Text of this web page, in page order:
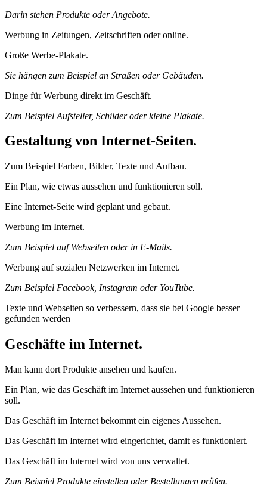
Darin stehen Produkte oder Angebote.
Werbung in Zeitungen, Zeitschriften oder online.
Große Werbe‑Plakate.
Sie hängen zum Beispiel an Straßen oder Gebäuden.
Dinge für Werbung direkt im Geschäft.
Zum Beispiel Aufsteller, Schilder oder kleine Plakate.
Gestaltung von Internet‑Seiten.
Zum Beispiel Farben, Bilder, Texte und Aufbau.
Ein Plan, wie etwas aussehen und funktionieren soll.
Eine Internet‑Seite wird geplant und gebaut.
Werbung im Internet.
Zum Beispiel auf Webseiten oder in E‑Mails.
Werbung auf sozialen Netzwerken im Internet.
Zum Beispiel Facebook, Instagram oder YouTube.
Texte und Webseiten so verbessern, dass sie bei Google besser
gefunden werden
Geschäfte im Internet.
Man kann dort Produkte ansehen und kaufen.
Ein Plan, wie das Geschäft im Internet aussehen und funktionieren
soll.
Das Geschäft im Internet bekommt ein eigenes Aussehen.
Das Geschäft im Internet wird eingerichtet, damit es funktioniert.
Das Geschäft im Internet wird von uns verwaltet.
Zum Beispiel Produkte einstellen oder Bestellungen prüfen.